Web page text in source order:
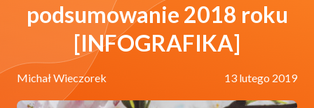
podsumowanie 2018 roku
[INFOGRAFIKA]
Michał Wieczorek 13 lutego 2019